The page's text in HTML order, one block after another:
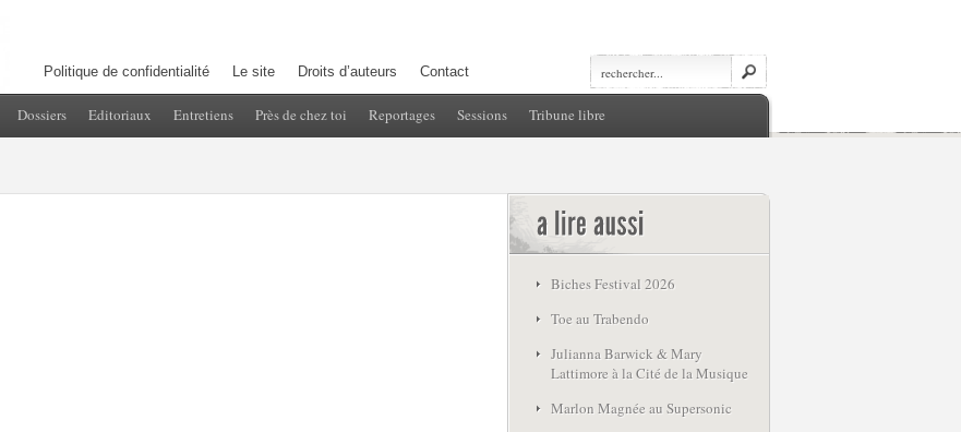
Politique de confidentialité Le site Droits d’auteurs Contact
Dossiers Editoriaux Entretiens Près de chez toi Reportages Sessions Tribune libre
Biches Festival 2026
Toe au Trabendo
Julianna Barwick & Mary
Lattimore à la Cité de la Musique
Marlon Magnée au Supersonic